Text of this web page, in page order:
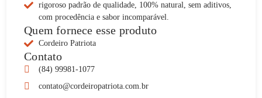
rigoroso padrão de qualidade, 100% natural, sem aditivos,
com procedência e sabor incomparável.
Quem fornece esse produto
Cordeiro Patriota
Contato
(84) 99981-1077
contato@cordeiropatriota.com.br